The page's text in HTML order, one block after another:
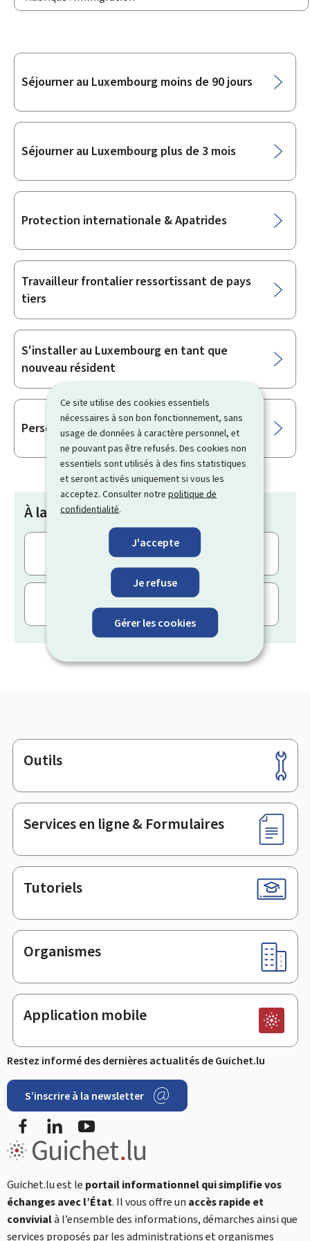
Ce site utilise des cookies essentiels
nécessaires à son bon fonctionnement, sans
usage de données à caractère personnel, et
ne pouvant pas être refusés. Des cookies non
essentiels sont utilisés à des fins statistiques
et seront activés uniquement si vous les
acceptez. Consulter notrepolitique de
confidentialité.
J'accepte
Je refuse
Gérer les cookies
Sous-
Séjourner au Luxembourg moins de 90 jours
Séjourner au Luxembourg plus de 3 mois
Protection internationale & Apatrides
Travailleur frontalier ressortissant de pays
tiers
S'installer au Luxembourg en tant que
nouveau résident
Personnes ayant fui la guerre en Ukraine
À la une
Déclaration d’un déménagement à la
commune de résidence
Attestation de séjour permanent d'un
citoyen de l'UE
Pied
de
page
Outils
Services en ligne & Formulaires
Tutoriels
Organismes
Application mobile
Restez informé des dernières actualités de Guichet.lu
S’inscrire à la newsletter
FacebookLinkedIn
Guichet.lu est le portail informationnel qui simplifie vos
échanges avec l’État. Il vous offre un accès rapide et
convivialà l’ensemble des informations, démarches ainsi que
services proposés par les administrations et organismes